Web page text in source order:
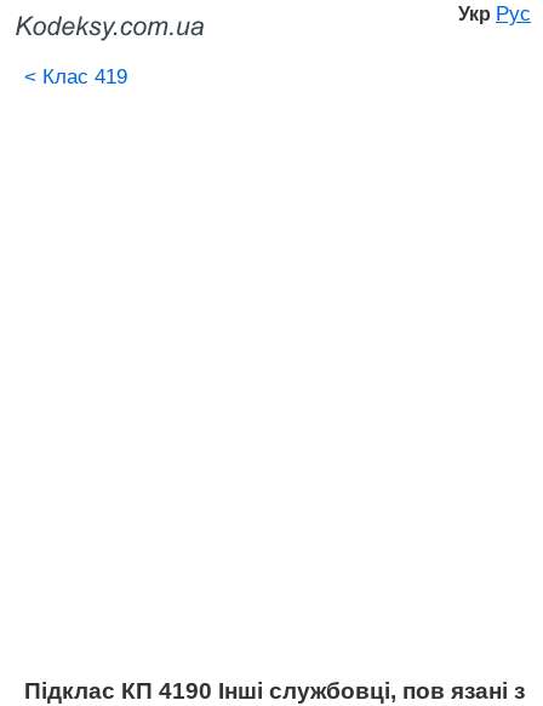
Укр Рус
< Клас 419
Підклас КП 4190 Інші службовці, пов язані з